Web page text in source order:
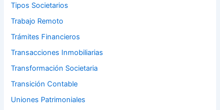
Tipos Societarios
Trabajo Remoto
Trámites Financieros
Transacciones Inmobiliarias
Transformación Societaria
Transición Contable
Uniones Patrimoniales